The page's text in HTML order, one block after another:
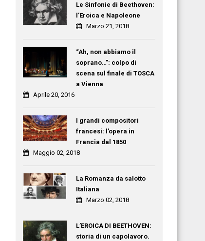
Le Sinfonie di Beethoven:
l’Eroica e Napoleone
Marzo 21, 2018
“Ah, non abbiamo il
soprano…”: colpo di
scena sul finale di TOSCA
a Vienna
Aprile 20, 2016
I grandi compositori
francesi: l’opera in
Francia dal 1850
Maggio 02, 2018
La Romanza da salotto
Italiana
Marzo 02, 2018
L’EROICA DI BEETHOVEN:
storia di un capolavoro.